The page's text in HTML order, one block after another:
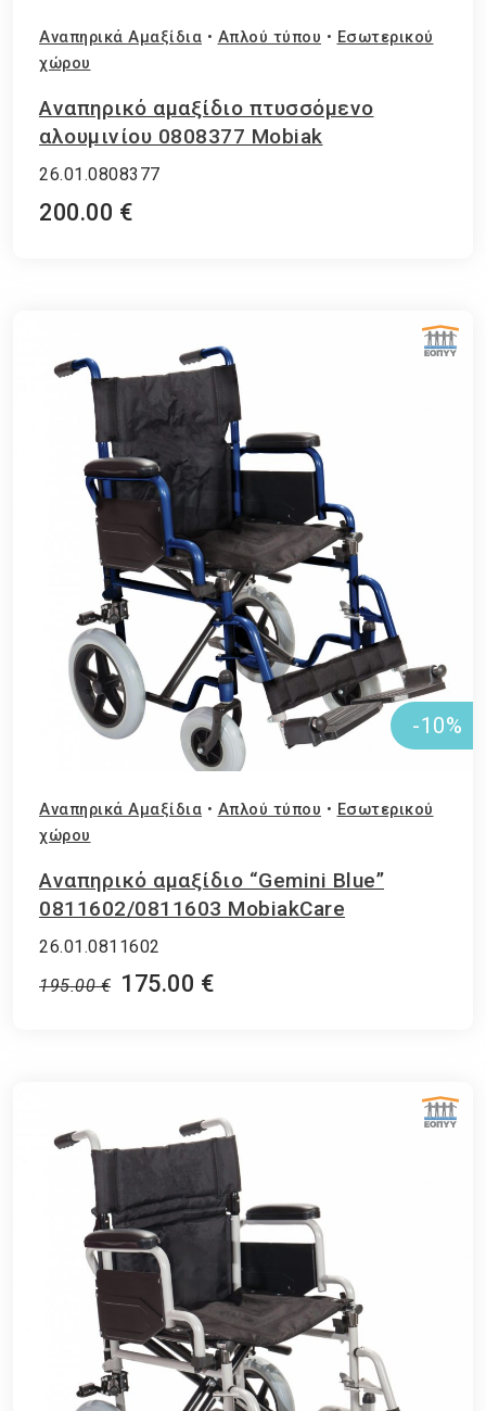
Αναπηρικά Αμαξίδια • Απλού τύπου • Εσωτερικού
χώρου
Aναπηρικό αμαξίδιο πτυσσόμενο
αλουμινίου 0808377 Mobiak
26.01.0808377
200.00 €
-10%
ΕΘΝΙΚΟΣ ΟΡΓΑΝΙΣΜΟΣ ΠΑΡΟΧΗΣ ΥΠΗΡΕΣΙΩΝ ΥΓΕΙΑΣ
Αναπηρικά Αμαξίδια • Απλού τύπου • Εσωτερικού
χώρου
Αναπηρικό αμαξίδιο “Gemini Blue”
0811602/0811603 MobiakCare
26.01.0811602
195.00 € 175.00 €
ΕΘΝΙΚΟΣ ΟΡΓΑΝΙΣΜΟΣ ΠΑΡΟΧΗΣ ΥΠΗΡΕΣΙΩΝ ΥΓΕΙΑΣ